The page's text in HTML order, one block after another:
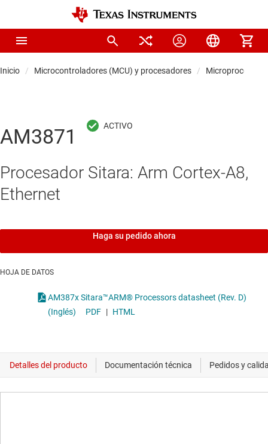
Inicio Microcontroladores (MCU) y procesadores
AM3871
Procesador Sitara: Arm Cortex-A8,
Ethernet
Haga su pedido ahora
HOJA DE DATOS
AM387x Sitara™ARM® Processors datasheet (Rev. D)
(Inglés)
PDF | HTML